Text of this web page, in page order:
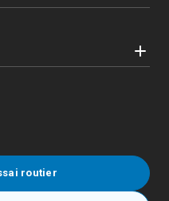
routier